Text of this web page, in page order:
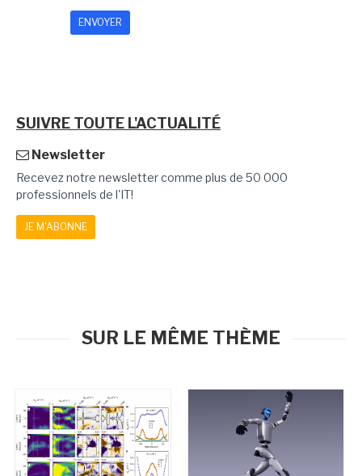
SUIVRE TOUTE L'ACTUALITÉ
Newsletter
Recevez notre newsletter comme plus de 50 000
professionnels de l'IT!
JE M'ABONNE
SUR LE MÊME THÈME